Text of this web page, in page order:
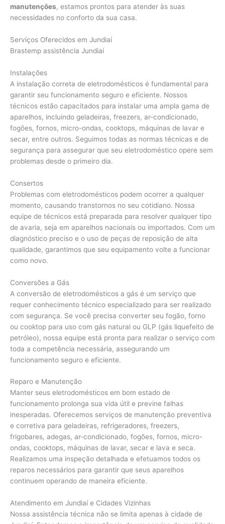
manutenções, estamos prontos para atender às suas
necessidades no conforto da sua casa.
Serviços Oferecidos em Jundiaí
Brastemp assistência Jundiaí
Instalações
A instalação correta de eletrodomésticos é fundamental para
garantir seu funcionamento seguro e eficiente. Nossos
técnicos estão capacitados para instalar uma ampla gama de
aparelhos, incluindo geladeiras, freezers, ar-condicionado,
fogões, fornos, micro-ondas, cooktops, máquinas de lavar e
secar, entre outros. Seguimos todas as normas técnicas e de
segurança para assegurar que seu eletrodoméstico opere sem
problemas desde o primeiro dia.
Consertos
Problemas com eletrodomésticos podem ocorrer a qualquer
momento, causando transtornos no seu cotidiano. Nossa
equipe de técnicos está preparada para resolver qualquer tipo
de avaria, seja em aparelhos nacionais ou importados. Com um
diagnóstico preciso e o uso de peças de reposição de alta
qualidade, garantimos que seu equipamento volte a funcionar
como novo.
Conversões a Gás
A conversão de eletrodomésticos a gás é um serviço que
requer conhecimento técnico especializado para ser realizado
com segurança. Se você precisa converter seu fogão, forno
ou cooktop para uso com gás natural ou GLP (gás liquefeito de
petróleo), nossa equipe está pronta para realizar o serviço com
toda a competência necessária, assegurando um
funcionamento seguro e eficiente.
Reparo e Manutenção
Manter seus eletrodomésticos em bom estado de
funcionamento prolonga sua vida útil e previne falhas
inesperadas. Oferecemos serviços de manutenção preventiva
e corretiva para geladeiras, refrigeradores, freezers,
frigobares, adegas, ar-condicionado, fogões, fornos, micro-
ondas, cooktops, máquinas de lavar, secar e lava e seca.
Realizamos uma inspeção detalhada e efetuamos todos os
reparos necessários para garantir que seus aparelhos
continuem operando de maneira eficiente.
Atendimento em Jundiaí e Cidades Vizinhas
Nossa assistência técnica não se limita apenas à cidade de